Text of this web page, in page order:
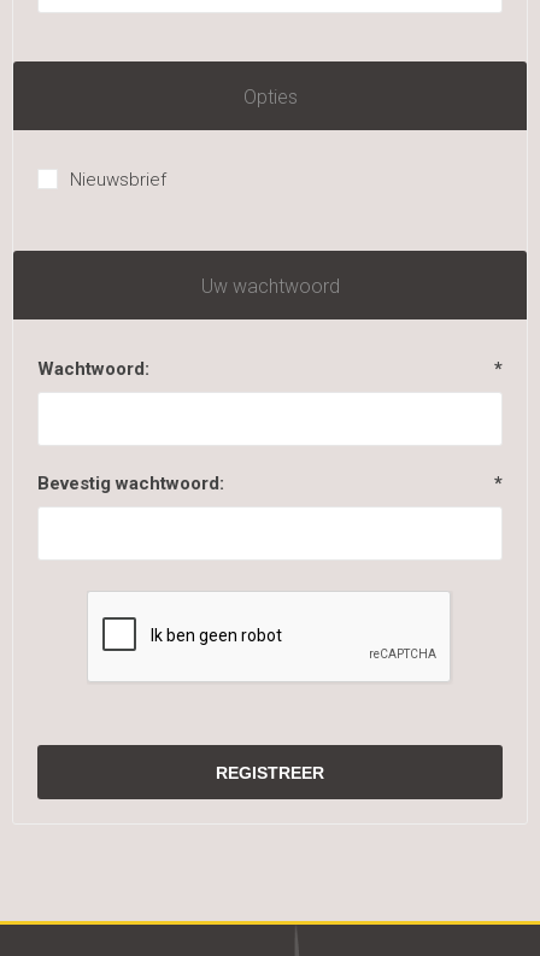
Opties
Nieuwsbrief
Uw wachtwoord
Wachtwoord: *
Bevestig wachtwoord: *